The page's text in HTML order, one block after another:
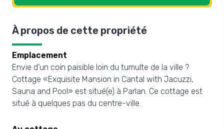
À propos de cette propriété
Emplacement
Envie d’un coin paisible loin du tumulte de la ville ?
Cottage «Exquisite Mansion in Cantal with Jacuzzi,
Sauna and Pool» est situé(e) à Parlan. Ce cottage est
situé à quelques pas du centre-ville.